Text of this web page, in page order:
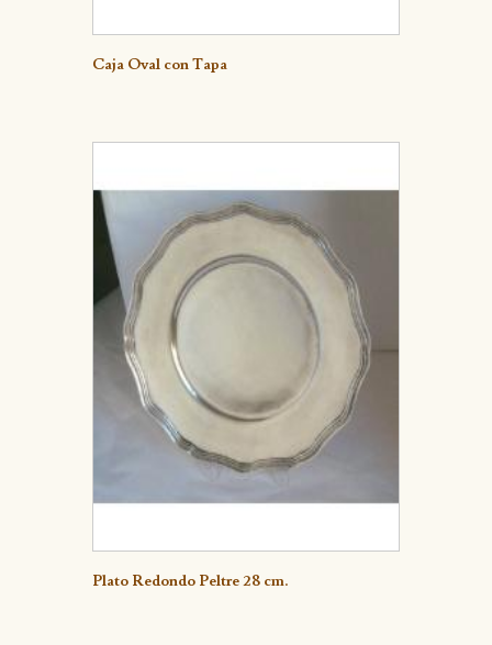
Detalle
Caja Oval con Tapa
Detalle
Plato Redondo Peltre 28 cm.